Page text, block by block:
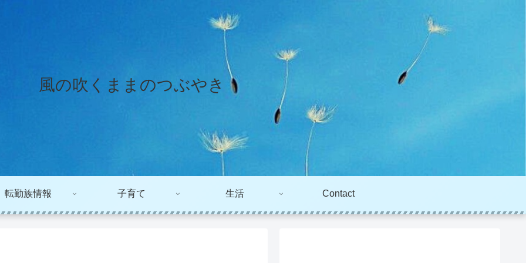
風の吹くままのつぶやき
転勤族情報 子育て 生活 Contact